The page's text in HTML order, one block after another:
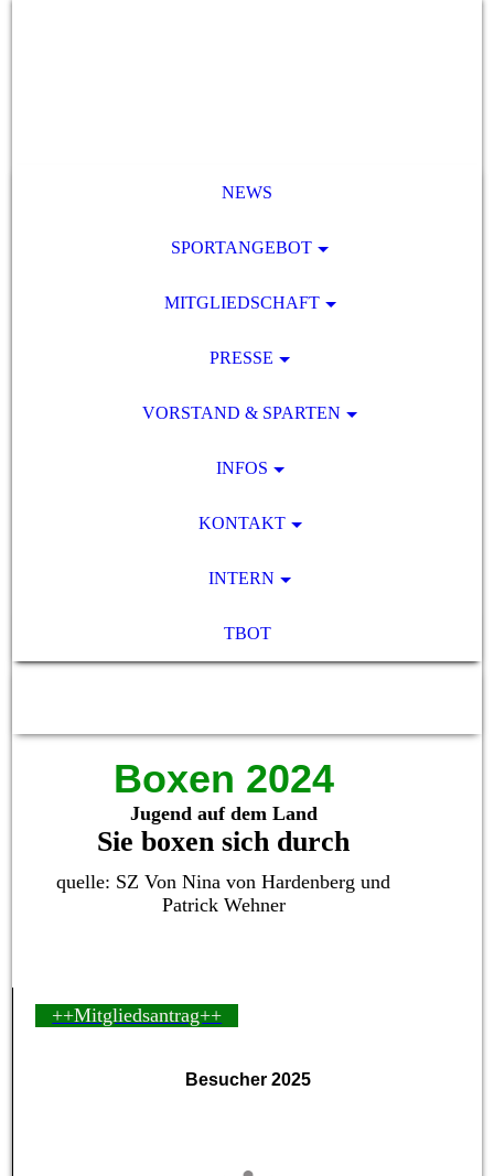
NEWS
SPORTANGEBOT
MITGLIEDSCHAFT
PRESSE
VORSTAND & SPARTEN
INFOS
KONTAKT
INTERN
TBOT
Boxen 2024
Jugend auf dem Land
Sie boxen sich durch
quelle: SZ Von Nina von Hardenberg und
Patrick Wehner
++Mitgliedsantrag++
Besucher 2025